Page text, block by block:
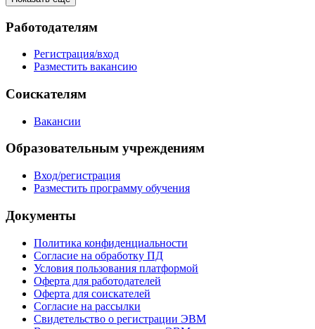
Работодателям
Регистрация/вход
Разместить вакансию
Соискателям
Вакансии
Образовательным учреждениям
Вход/регистрация
Разместить программу обучения
Документы
Политика конфиденциальности
Согласие на обработку ПД
Условия пользования платформой
Оферта для работодателей
Оферта для соискателей
Согласие на рассылки
Свидетельство о регистрации ЭВМ